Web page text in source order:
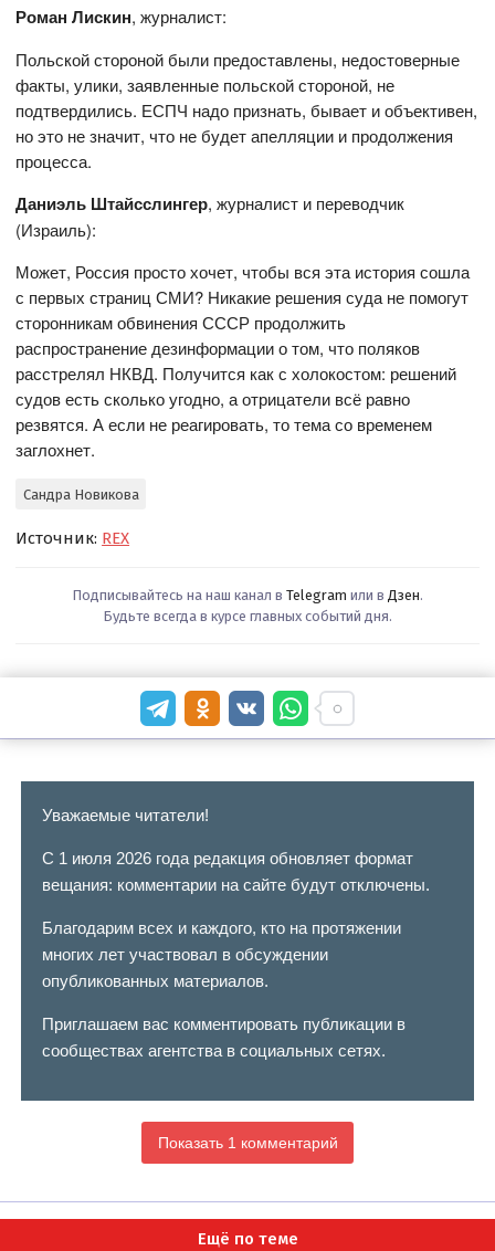
Роман Лискин, журналист:
Польской стороной были предоставлены, недостоверные
факты, улики, заявленные польской стороной, не
подтвердились. ЕСПЧ надо признать, бывает и объективен,
но это не значит, что не будет апелляции и продолжения
процесса.
Даниэль Штайсслингер, журналист и переводчик
(Израиль):
Может, Россия просто хочет, чтобы вся эта история сошла
с первых страниц СМИ? Никакие решения суда не помогут
сторонникам обвинения СССР продолжить
распространение дезинформации о том, что поляков
расстрелял НКВД. Получится как с холокостом: решений
судов есть сколько угодно, а отрицатели всё равно
резвятся. А если не реагировать, то тема со временем
заглохнет.
Сандра Новикова
Источник: REX
Подписывайтесь на наш канал в Telegram или в Дзен.
Будьте всегда в курсе главных событий дня.
Уважаемые читатели!
С 1 июля 2026 года редакция обновляет формат
вещания: комментарии на сайте будут отключены.
Благодарим всех и каждого, кто на протяжении
многих лет участвовал в обсуждении
опубликованных материалов.
Приглашаем вас комментировать публикации в
сообществах агентства в социальных сетях.
Показать 1 комментарий
Ещё по теме